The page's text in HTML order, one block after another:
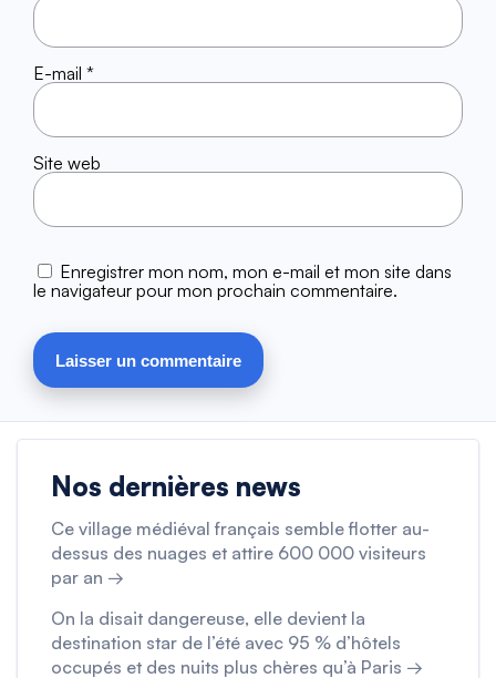
E-mail *
Site web
Enregistrer mon nom, mon e-mail et mon site dans
le navigateur pour mon prochain commentaire.
Nos dernières news
Ce village médiéval français semble flotter au-
dessus des nuages et attire 600 000 visiteurs
par an →
On la disait dangereuse, elle devient la
destination star de l’été avec 95 % d’hôtels
occupés et des nuits plus chères qu’à Paris →